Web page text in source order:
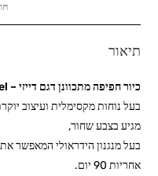
תיאור
כיור חפיפה מתכוונן דגם דייזי – Barber Chairs Israel
בעל נוחות מקסימלית ועיצוב
מגיע בצבע שחור,
בעל מנגנון הידראולי המאפשר
אחריות 90 יום.